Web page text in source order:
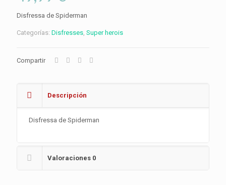
Disfressa de Spiderman
Categorías: Disfresses, Super herois
Compartir
Descripción
Disfressa de Spiderman
Valoraciones 0